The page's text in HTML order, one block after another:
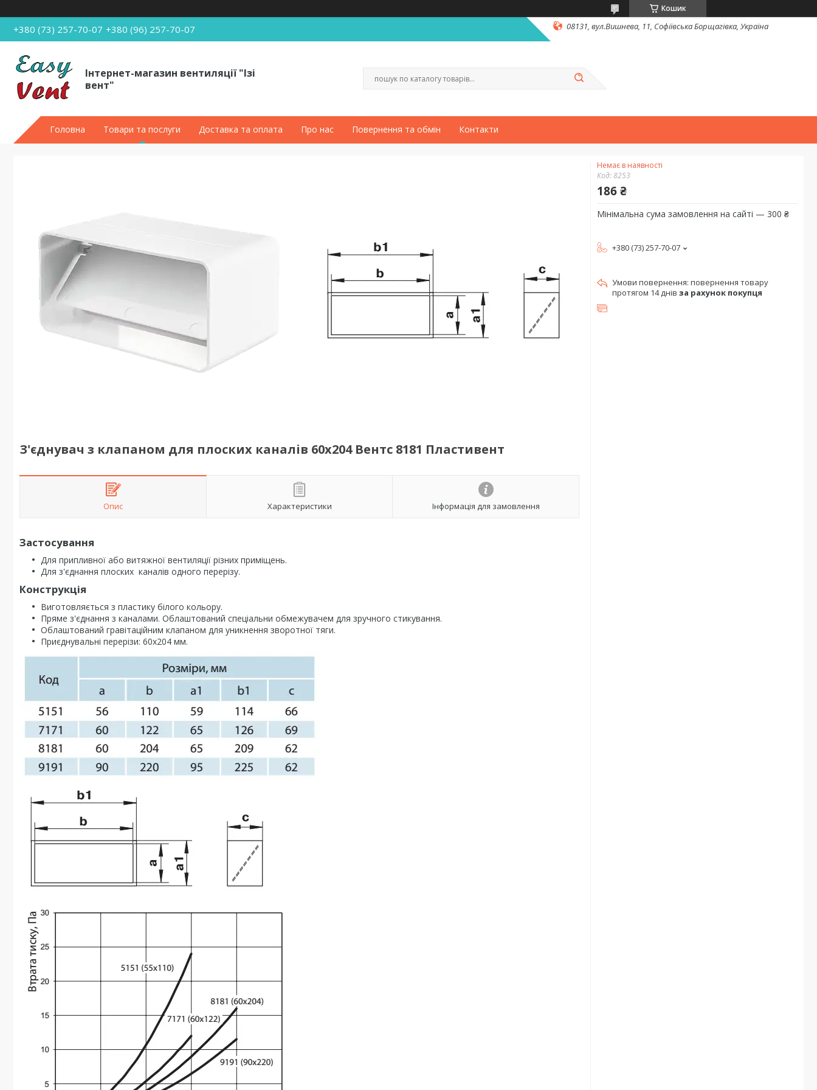
Кошик
+380 (73) 257-70-07 +380 (96) 257-70-07 08131, вул.Вишнева, 11, Софіївська Борщагівка, Україна
Інтернет-магазин вентиляції "Ізі
вент"
Головна Товари та послуги Доставка та оплата Про нас Повернення та обмін Контакти
З'єднувач з клапаном для плоских каналів 60х204 Вентс 8181 Пластивент
Опис Характеристики Інформація для замовлення
Застосування
Для припливної або витяжної вентиляції різних приміщень.
Для з'єднання плоских каналів одного перерізу.
Конструкція
Виготовляється з пластику білого кольору.
Пряме з'єднання з каналами. Облаштований спеціальни обмежувачем для зручного стикування.
Облаштований гравітаційним клапаном для уникнення зворотної тяги.
Приєднувальні перерізи: 60х204 мм.
Немає в наявності
Код:8253
186 ₴
Мінімальна сума замовлення на сайті — 300 ₴
+380 (73) 257-70-07
повернення товару
протягом 14 днів за рахунок покупця